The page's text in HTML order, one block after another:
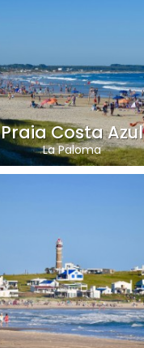
Praia Costa Azul
La Paloma